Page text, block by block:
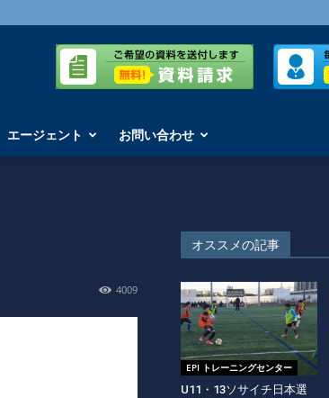
エージェント お問い合わせ
4009
オススメの記事
EPI トレーニングセンター
U11・13ソサイチ日本選